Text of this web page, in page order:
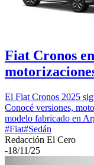
Fiat Cronos
El Fiat Cronos 2025
Conocé versiones,
modelo fabricado en
#Fiat#Sedán
Redacción El Cero
-18/11/25